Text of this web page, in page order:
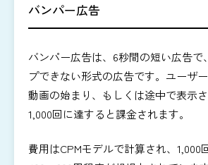
バンパー広告
バンパー広告は、6秒間の短い広告で
プできない形式の広告です。ユーザ
動画の始まり、もしくは途中で表示
1,000回に達すると課金されます。
費用はCPMモデルで計算され、1,000